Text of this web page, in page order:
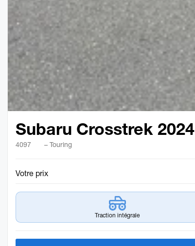
Subaru Crosstrek 2024
4097 – Touring
Votre prix
Traction intégrale